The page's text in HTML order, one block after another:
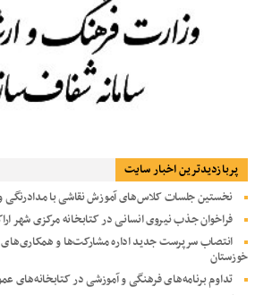
پربازديدترين اخبار سایت
نخستین جلسات کلاس‌های آموزش نقاشی با مدادرنگی و
فراخوان جذب نیروی انسانی در کتابخانه مرکزی شهر
انتصاب سرپرست جدید اداره مشارکت‌ها و همکاری‌های
خوزستان
تداوم برنامه‌های فرهنگی و آموزشی در کتابخانه‌های